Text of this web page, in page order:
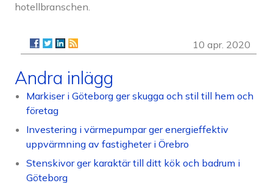
hotellbranschen.
10 apr. 2020
Andra inlägg
Markiser i Göteborg ger skugga och stil till hem och
företag
Investering i värmepumpar ger energieffektiv
uppvärmning av fastigheter i Örebro
Stenskivor ger karaktär till ditt kök och badrum i
Göteborg